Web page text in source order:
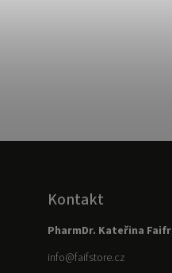
Kontakt
PharmDr. Kateřina Faifr
info@faifstore.cz